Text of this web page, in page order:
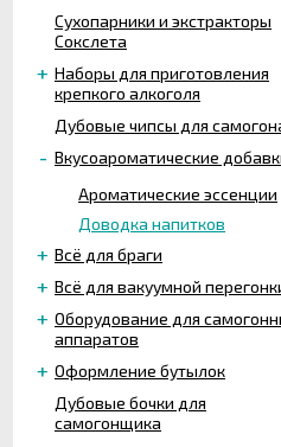
Сухопарники и экстракторы
Сокслета
Наборы для приготовления
крепкого алкоголя
Дубовые чипсы для
Вкусоароматические
Ароматические эссенции
Доводка напитков
Всё для браги
Всё для вакуумной
Оборудование для
аппаратов
Оформление бутылок
Дубовые бочки для
самогонщика